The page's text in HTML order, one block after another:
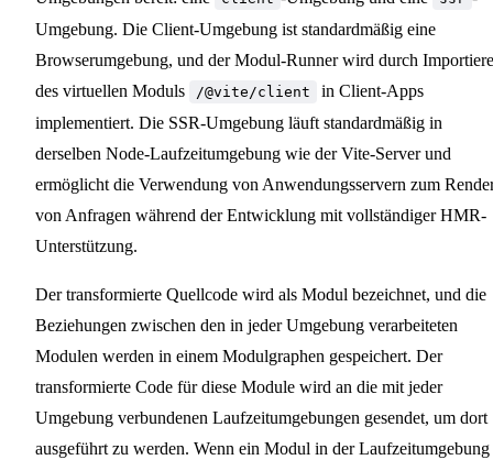
Umgebung. Die Client-Umgebung ist standardmäßig eine
Browserumgebung, und der Modul-Runner wird durch
des virtuellen Moduls
/@vite/client
in Client-Apps
implementiert. Die SSR-Umgebung läuft standardmäßig in
derselben Node-Laufzeitumgebung wie der Vite-Server und
ermöglicht die Verwendung von Anwendungsservern zum
von Anfragen während der Entwicklung mit vollständiger HMR-
Unterstützung.
Der transformierte Quellcode wird als Modul bezeichnet, und die
Beziehungen zwischen den in jeder Umgebung verarbeiteten
Modulen werden in einem Modulgraphen gespeichert. Der
transformierte Code für diese Module wird an die mit jeder
Umgebung verbundenen Laufzeitumgebungen gesendet, um dort
ausgeführt zu werden. Wenn ein Modul in der Laufzeitumgebung